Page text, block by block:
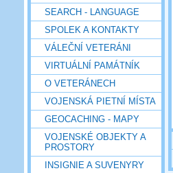
SEARCH - LANGUAGE
SPOLEK A KONTAKTY
VÁLEČNÍ VETERÁNI
VIRTUÁLNÍ PAMÁTNÍK
O VETERÁNECH
VOJENSKÁ PIETNÍ MÍSTA
GEOCACHING - MAPY
VOJENSKÉ OBJEKTY A
PROSTORY
INSIGNIE A SUVENYRY